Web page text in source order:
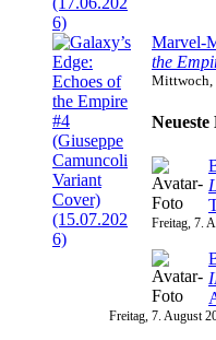
Marvel-
the
Mittwoch,
Freitag, 7.
Freitag, 7. August